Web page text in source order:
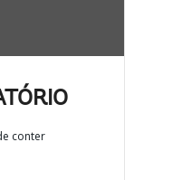
conter